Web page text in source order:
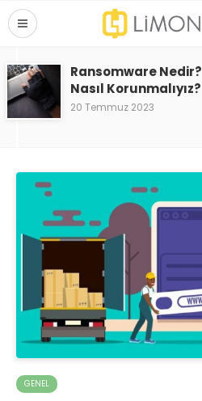
Ransomware Nedir?
Nasıl Korunmalıyız?
20 Temmuz 2023
GENEL